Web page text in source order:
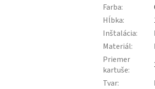
Farba:
Hĺbka:
Inštalácia:
Materiál:
Priemer
kartuše:
Tvar: